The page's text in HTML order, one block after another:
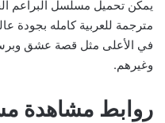
يمكن تحميل مسلسل البراعم
مترجمة للعربية كامله بجودة
في الأعلى مثل قصة عشق
وغيرهم.
روابط مشاهدة